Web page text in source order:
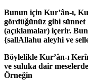
Bunun için Kur’ân-ı,
gördüğünüz gibi sünnet
(açıklamalar) içerir.
{sallAllahu aleyhi ve
Böylelikle Kur’ân-ı
ve suluka dair
Örneğin